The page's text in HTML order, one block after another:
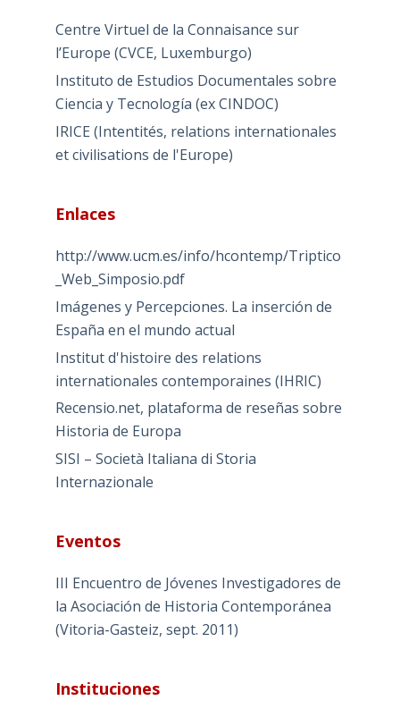
Centre Virtuel de la Connaisance sur
l’Europe (CVCE, Luxemburgo)
Instituto de Estudios Documentales sobre
Ciencia y Tecnología (ex CINDOC)
IRICE (Intentités, relations internationales
et civilisations de l'Europe)
Enlaces
http://www.ucm.es/info/hcontemp/Triptico
_Web_Simposio.pdf
Imágenes y Percepciones. La inserción de
España en el mundo actual
Institut d'histoire des relations
internationales contemporaines (IHRIC)
Recensio.net, plataforma de reseñas sobre
Historia de Europa
SISI – Società Italiana di Storia
Internazionale
Eventos
III Encuentro de Jóvenes Investigadores de
la Asociación de Historia Contemporánea
(Vitoria-Gasteiz, sept. 2011)
Instituciones